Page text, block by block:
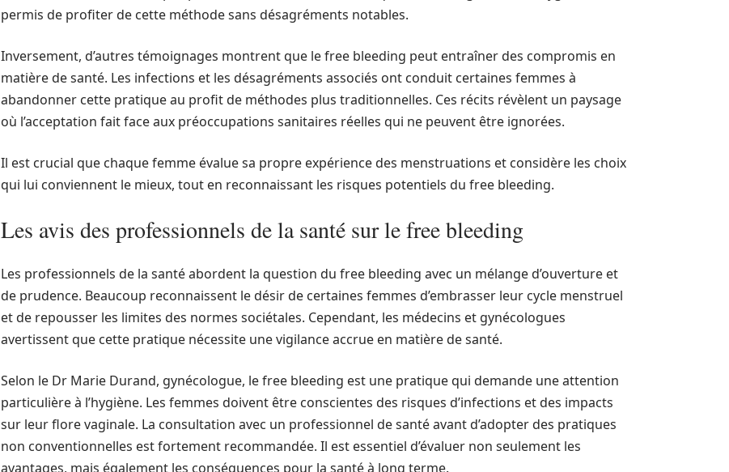
permis de profiter de cette méthode sans désagréments notables.
Inversement, d’autres témoignages montrent que le free bleeding peut entraîner des compromis en
matière de santé. Les infections et les désagréments associés ont conduit certaines femmes à
abandonner cette pratique au profit de méthodes plus traditionnelles. Ces récits révèlent un paysage
où l’acceptation fait face aux préoccupations sanitaires réelles qui ne peuvent être ignorées.
Il est crucial que chaque femme évalue sa propre expérience des menstruations et considère les choix
qui lui conviennent le mieux, tout en reconnaissant les risques potentiels du free bleeding.
Les avis des professionnels de la santé sur le free bleeding
Les professionnels de la santé abordent la question du free bleeding avec un mélange d’ouverture et
de prudence. Beaucoup reconnaissent le désir de certaines femmes d’embrasser leur cycle menstruel
et de repousser les limites des normes sociétales. Cependant, les médecins et gynécologues
avertissent que cette pratique nécessite une vigilance accrue en matière de santé.
Selon le Dr Marie Durand, gynécologue, le free bleeding est une pratique qui demande une attention
particulière à l’hygiène. Les femmes doivent être conscientes des risques d’infections et des impacts
sur leur flore vaginale. La consultation avec un professionnel de santé avant d’adopter des pratiques
non conventionnelles est fortement recommandée. Il est essentiel d’évaluer non seulement les
avantages, mais également les conséquences pour la santé à long terme.